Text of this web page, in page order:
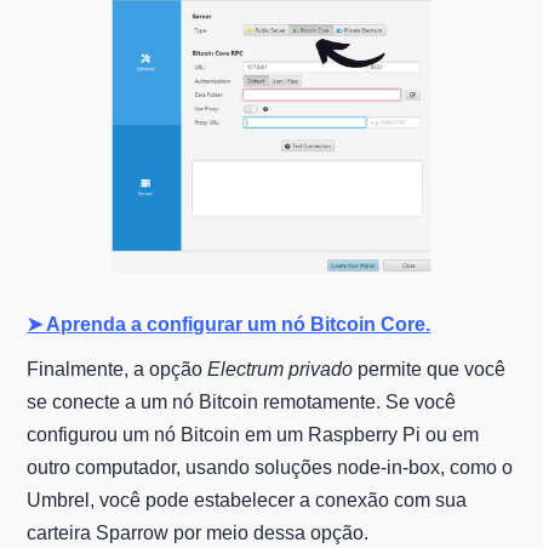
➤ Aprenda a configurar um nó Bitcoin Core.
Finalmente, a opçãoElectrum privado permite que você
se conecte a um nó Bitcoin remotamente. Se você
configurou um nó Bitcoin em um Raspberry Pi ou em
outro computador, usando soluções node-in-box, como o
Umbrel, você pode estabelecer a conexão com sua
carteira Sparrow por meio dessa opção.